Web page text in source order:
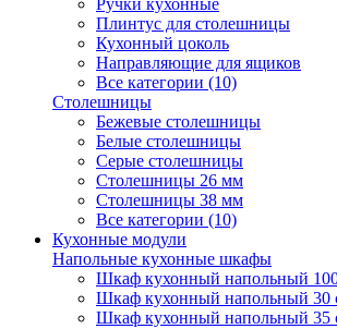
Ручки кухонные
Плинтус для столешницы
Кухонный цоколь
Направляющие для ящиков
Все категории (10)
Столешницы
Бежевые столешницы
Белые столешницы
Серые столешницы
Столешницы 26 мм
Столешницы 38 мм
Все категории (10)
Кухонные модули
Напольные кухонные шкафы
Шкаф кухонный напольный
Шкаф кухонный напольный 30
Шкаф кухонный напольный 35